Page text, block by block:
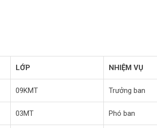
LỚP NHIỆM VỤ
09KMT Trưởng ban
03MT Phó ban